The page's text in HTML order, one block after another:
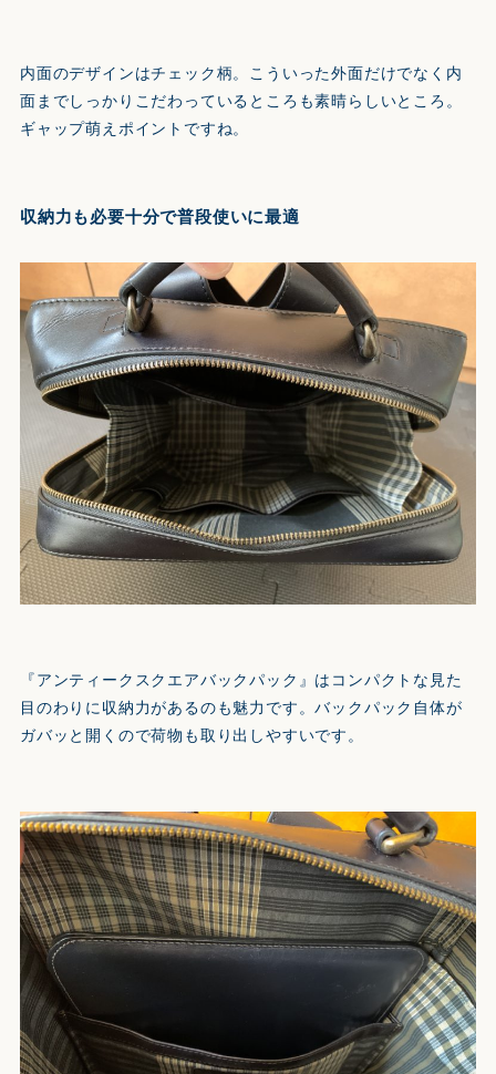
内面のデザインはチェック柄。こういった外面だけでなく内
面までしっかりこだわっているところも素晴らしいところ。
ギャップ萌えポイントですね。
収納力も必要十分で普段使いに最適
『アンティークスクエアバックパック』はコンパクトな見た
目のわりに収納力があるのも魅力です。バックパック自体が
ガバッと開くので荷物も取り出しやすいです。